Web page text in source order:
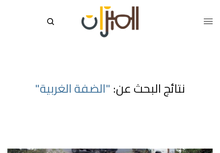
نتائج البحث عن: "الضفة الغربية"